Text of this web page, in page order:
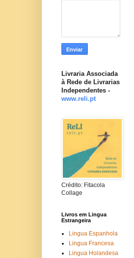
Livraria Associada
à Rede de Livrarias
Independentes -
www.reli.pt
Crédito: Fitacola
Collage
Livros em Lingua
Estrangeira
Lingua Espanhola
Lingua Francesa
Lingua Holandesa